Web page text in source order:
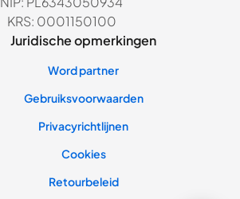
KRS: 0001150100
Juridische opmerkingen
Word partner
Gebruiksvoorwaarden
Privacyrichtlijnen
Cookies
Retourbeleid